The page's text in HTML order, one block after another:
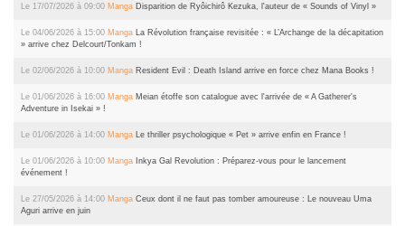
Le 17/07/2026 à 09:00 Manga Disparition de Ryôichirô Kezuka, l'auteur de « Sounds of Vinyl »
Le 04/06/2026 à 15:00 Manga
La Révolution française revisitée : « L’Archange de la décapitation
» arrive chez Delcourt/Tonkam !
Le 02/06/2026 à 10:00 Manga Resident Evil : Death Island arrive en force chez Mana Books !
Le 01/06/2026 à 16:00 Manga Meian étoffe son catalogue avec l'arrivée de « A Gatherer's
Adventure in Isekai » !
Le 01/06/2026 à 14:00 Manga Le thriller psychologique « Pet » arrive enfin en France !
Le 01/06/2026 à 10:00 Manga Inkya Gal Revolution : Préparez-vous pour le lancement
événement !
Le 27/05/2026 à 14:00 Manga Ceux dont il ne faut pas tomber amoureuse : Le nouveau Uma
Aguri arrive en juin